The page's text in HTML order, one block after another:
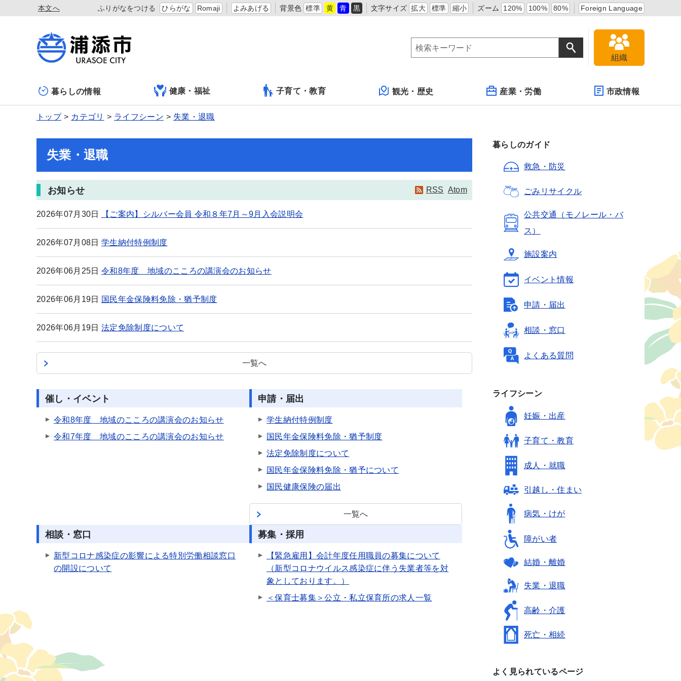
本文へ ふりがなをつける ひらがな Romaji よみあげる 背景色 標準 黄 青 黒 文字サイズ 拡大 標準 縮小 ズーム 120% 100% 80% Foreign Language
組織
暮らしの情報 健康・福祉 子育て・教育 観光・歴史 産業・労働 市政情報
トップ カテゴリ ライフシーン 失業・退職
失業・退職
お知らせ RSS Atom
2026年07月30日 【ご案内】シルバー会員 令和８年7月～9月入会説明会
2026年07月08日 学生納付特例制度
2026年06月25日 令和8年度 地域のこころの講演会のお知らせ
2026年06月19日 国民年金保険料免除・猶予制度
2026年06月19日 法定免除制度について
一覧へ
催し・イベント
令和8年度 地域のこころの講演会のお知らせ
令和7年度 地域のこころの講演会のお知らせ
申請・届出
学生納付特例制度
国民年金保険料免除・猶予制度
法定免除制度について
国民年金保険料免除・猶予について
国民健康保険の届出
一覧へ
相談・窓口
新型コロナ感染症の影響による特別労働相談窓口
の開設について
募集・採用
【緊急雇用】会計年度任用職員の募集について
（新型コロナウイルス感染症に伴う失業者等を対
象としております。）
＜保育士募集＞公立・私立保育所の求人一覧
暮らしのガイド
救急・防災
ごみ リサイクル
公共交通
（モノレール・バ
ス）
施設案内
イベント情報
申請・届出
相談・窓口
よくある質問
ライフシーン
妊娠・出産
子育て・教育
成人・就職
引越し・住まい
病気・けが
障がい者
結婚・離婚
失業・退職
高齢・介護
死亡・相続
よく見られているページ